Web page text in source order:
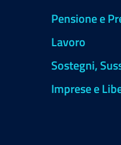
Pensione e
Lavoro
Sostegni,
Imprese e